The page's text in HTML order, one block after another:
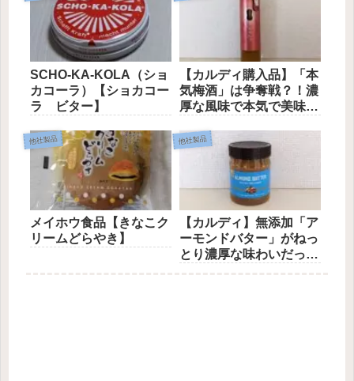
SCHO-KA-KOLA（ショ
カコーラ）【ショカコー
ラ ビター】
【カルディ購入品】「本
気梅酒」は争奪戦？！濃
厚な風味で本気で美味
他社製品
メイホウ食品【きなこク
リームどらやき】
他社製品
【カルディ】無添加「ア
ーモンドバター」がねっ
とり濃厚な味わいだっ